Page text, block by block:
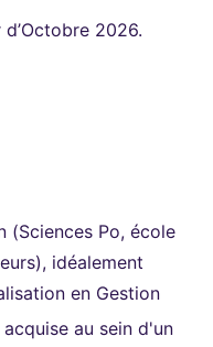
2026.
(Sciences Po, école
idéalement
en Gestion
au sein d'un